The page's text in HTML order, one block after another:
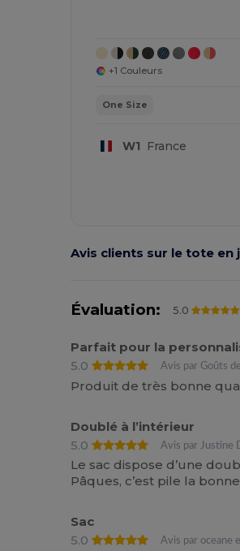
+1 Couleurs
One Size
W1 France
Avis clients sur le tote
Évaluation: 5.0
Parfait pour la
5.0
Avis par Goûts
Produit de très bonne
Doublé à l’intérieur
5.0
Avis par Justine
Le sac dispose d’une
Pâques, c’est pile la
Sac
5.0
Avis par oceane